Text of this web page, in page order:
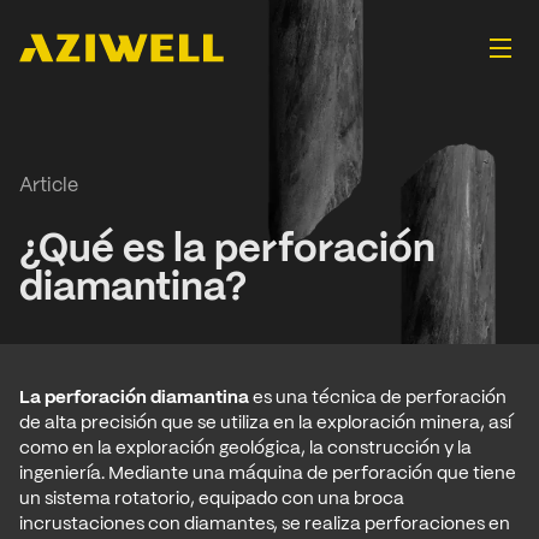
Article
¿Qué es la perforación
diamantina?
La perforación diamantinaes una técnica de perforación
de alta precisión que se utiliza en la exploración minera, así
como en la exploración geológica, la construcción y la
ingeniería. Mediante una máquina de perforación que tiene
un sistema rotatorio, equipado con una broca
incrustaciones con diamantes, se realiza perforaciones en